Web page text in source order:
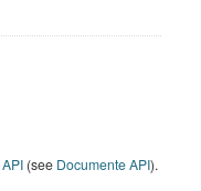
API (see Documente API).